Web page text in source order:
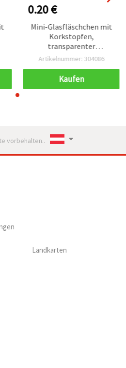
0.20 €
Mini-Glasfläschchen mit
Korkstopfen,
transparenter
Perlenbehälter, 22 x 30
Artikelnummer: 304086
Kaufen
vorbehalten..
Landkarten